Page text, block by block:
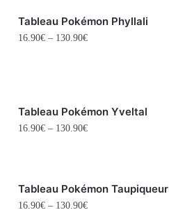
Tableau Pokémon Phyllali
16.90€ – 130.90€
Tableau Pokémon Yveltal
16.90€ – 130.90€
Tableau Pokémon Taupiqueur
16.90€ – 130.90€